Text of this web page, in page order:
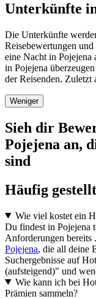
Unterkünfte
Die Unterkünfte
Reisebewertungen
eine Nacht in Pojejena
in Pojejena
der Reisenden. Zuletzt
Weniger
Sieh dir
Pojejena an,
sind
Häufig
Wie viel kostet ein
Du findest in Pojejena
Anforderungen bereits
Pojejena, die all deine
Suchergebnisse auf
(aufsteigend)" und
Wie kann ich bei
Prämien sammeln?